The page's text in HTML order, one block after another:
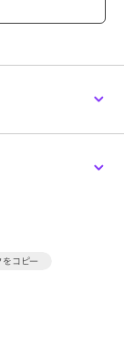
セットで着用す
◎。
材。ワンピースは
持ちのアイテム